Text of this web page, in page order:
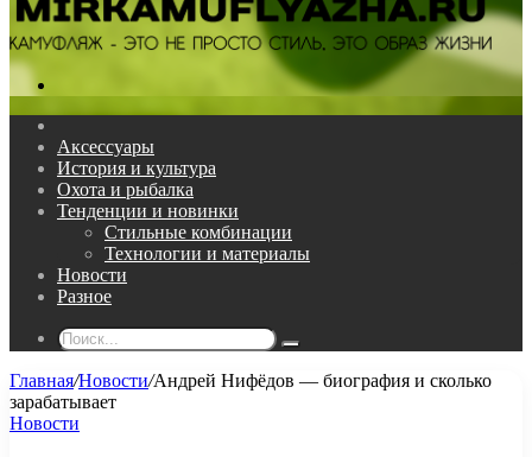
Аксессуары
История и культура
Охота и рыбалка
Тенденции и новинки
Стильные комбинации
Технологии и материалы
Новости
Разное
Поиск...
Главная/Новости/Андрей Нифёдов — биография и сколько
зарабатывает
Новости